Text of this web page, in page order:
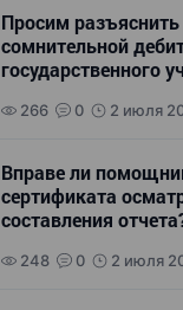
Просим
сомнительной
государственного
266 0 2 июля
Вправе ли
сертификата
составления
248 0 2 июля